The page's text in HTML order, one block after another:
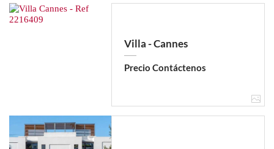
Villa - Cannes
Precio Contáctenos